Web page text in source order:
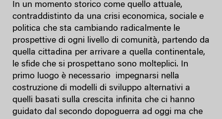
In un momento storico come quello attuale,
contraddistinto da una crisi economica, sociale e
politica che sta cambiando radicalmente le
prospettive di ogni livello di comunità, partendo da
quella cittadina per arrivare a quella continentale,
le sfide che si prospettano sono molteplici. In
primo luogo è necessario impegnarsi nella
costruzione di modelli di sviluppo alternativi a
quelli basati sulla crescita infinita che ci hanno
guidato dal secondo dopoguerra ad oggi ma che